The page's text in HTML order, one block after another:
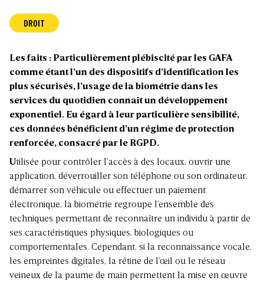
DROIT
Les faits : Particulièrement plébiscité par les GAFA
comme étant l’un des dispositifs d’identification les
plus sécurisés, l’usage de la biométrie dans les
services du quotidien connaît un développement
exponentiel. Eu égard à leur particulière sensibilité,
ces données bénéficient d’un régime de protection
renforcée, consacré par le RGPD.
Utilisée pour contrôler l’accès à des locaux, ouvrir une
application, déverrouiller son téléphone ou son ordinateur,
démarrer son véhicule ou effectuer un paiement
électronique, la biométrie regroupe l’ensemble des
techniques permettant de reconnaître un individu à partir de
ses caractéristiques physiques, biologiques ou
comportementales. Cependant, si la reconnaissance vocale,
les empreintes digitales, la rétine de l’œil ou le réseau
veineux de la paume de main permettent la mise en œuvre